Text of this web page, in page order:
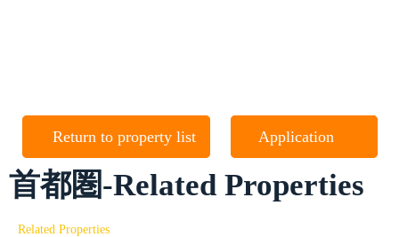
Return to property list Application
首都圏-Related Properties
Related Properties